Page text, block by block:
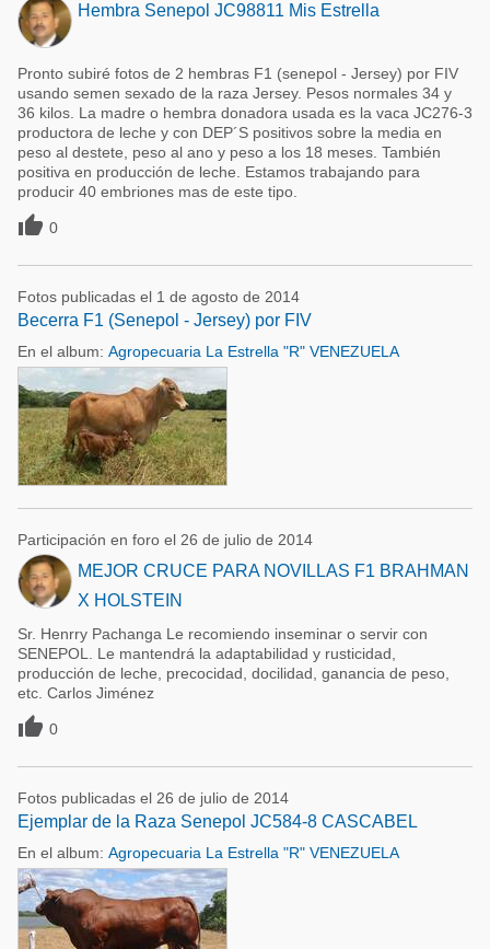
Hembra Senepol JC98811 Mis Estrella
Pronto subiré fotos de 2 hembras F1 (senepol - Jersey) por FIV
usando semen sexado de la raza Jersey. Pesos normales 34 y
36 kilos. La madre o hembra donadora usada es la vaca JC276-3
productora de leche y con DEP´S positivos sobre la media en
peso al destete, peso al ano y peso a los 18 meses. También
positiva en producción de leche. Estamos trabajando para
producir 40 embriones mas de este tipo.
 0
Fotos publicadas el 1 de agosto de 2014
Becerra F1 (Senepol - Jersey) por FIV
En el album: Agropecuaria La Estrella "R" VENEZUELA
Participación en foro el 26 de julio de 2014
MEJOR CRUCE PARA NOVILLAS F1 BRAHMAN
X HOLSTEIN
Sr. Henrry Pachanga Le recomiendo inseminar o servir con
SENEPOL. Le mantendrá la adaptabilidad y rusticidad,
producción de leche, precocidad, docilidad, ganancia de peso,
etc. Carlos Jiménez
 0
Fotos publicadas el 26 de julio de 2014
Ejemplar de la Raza Senepol JC584-8 CASCABEL
En el album: Agropecuaria La Estrella "R" VENEZUELA